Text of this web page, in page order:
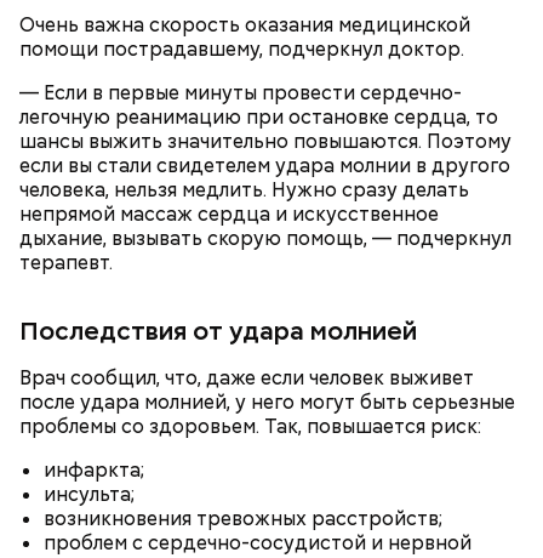
Очень важна скорость оказания медицинской
помощи пострадавшему, подчеркнул доктор.
— Если в первые минуты провести сердечно-
легочную реанимацию при остановке сердца, то
шансы выжить значительно повышаются. Поэтому
если вы стали свидетелем удара молнии в другого
человека, нельзя медлить. Нужно сразу делать
непрямой массаж сердца и искусственное
дыхание, вызывать скорую помощь, — подчеркнул
терапевт.
Последствия от удара молнией
Врач сообщил, что, даже если человек выживет
после удара молнией, у него могут быть серьезные
проблемы со здоровьем. Так, повышается риск:
инфаркта;
инсульта;
возникновения тревожных расстройств;
проблем с сердечно-сосудистой и нервной
что должно быть в составе
крабовых палочек
— Бывает тушенка, в которой много сала и
добавок, — ее нежелательно есть. Если эта тушенка
— просто мясо или даже домашнего
приготовления, то один-два раза в неделю она
По словам врача, тушенка полезнее колбасы,
потому что является отварным и герметично
упакованным продуктом. Однако если на упаковке
есть повреждения, то в таком случае даже
качественную тушенку брать не стоит. Она
непригодна для употребления и может стать
причиной развития ботулизма или других опасных
инфекций.
— Затем достать подпекшийся до темного цвета
перец с углей и переложить его в пакет, чтобы
кожица стала мягкой. После необходимо снять эту
Для заправки нужно мелко нарезать чеснок и
смешать его с уксусом, оливковым маслом, сахаром
и нарезанной веточкой тархуна.
— Из указанных мною объемов у вас должно
Глазурь